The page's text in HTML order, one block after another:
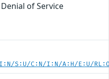
of Service
S:U/C:N/I:N/A:H/E:U/